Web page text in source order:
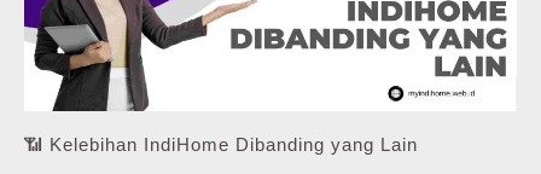
📶 Kelebihan IndiHome Dibanding yang Lain